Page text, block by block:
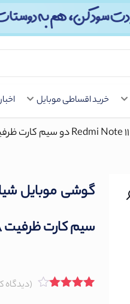
Button
خرید اقساطی موبایل
سیم‌ کارت ظرفیت 128 گیگابایت و رم 6 گیگابایت
(دیدگاه